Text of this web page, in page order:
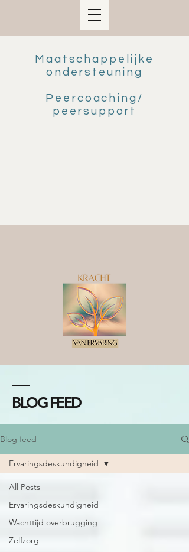
Maatschappelijke
ondersteuning
Peercoaching/
peersupport
BLOG FEED
Blog feed
All Posts
Ervaringsdeskundigheid
Wachttijd overbrugging
Zelfzorg
Ervaringsdeskundigheid